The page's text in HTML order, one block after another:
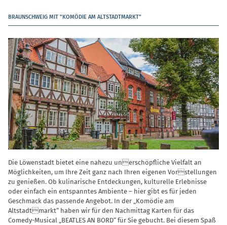
BRAUNSCHWEIG MIT "KOMÖDIE AM ALTSTADTMARKT"
Die Löwenstadt bietet eine nahezu unerschöpfliche Vielfalt an
Möglichkeiten, um Ihre Zeit ganz nach Ihren eigenen Vorstellungen
zu genießen. Ob kulinarische Entdeckungen, kulturelle Erlebnisse
oder einfach ein entspanntes Ambiente – hier gibt es für jeden
Geschmack das passende Angebot. In der „Komödie am
Altstadtmarkt“ haben wir für den Nachmittag Karten für das
Comedy-Musical „BEATLES AN BORD“ für Sie gebucht. Bei diesem Spaß